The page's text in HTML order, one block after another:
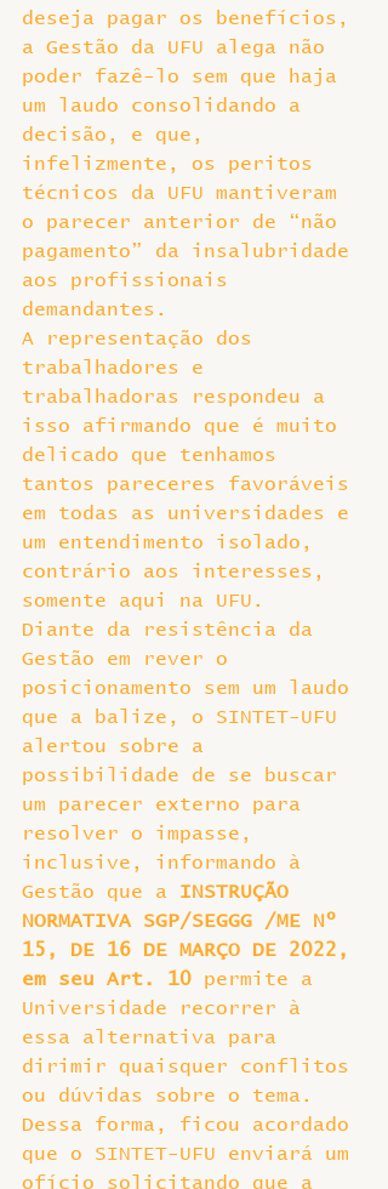
deseja pagar os benefícios,
a Gestão da UFU alega não
poder fazê-lo sem que haja
um laudo consolidando a
decisão, e que,
infelizmente, os peritos
técnicos da UFU mantiveram
o parecer anterior de “não
pagamento” da insalubridade
aos profissionais
demandantes.
A representação dos
trabalhadores e
trabalhadoras respondeu a
isso afirmando que é muito
delicado que tenhamos
tantos pareceres favoráveis
em todas as universidades e
um entendimento isolado,
contrário aos interesses,
somente aqui na UFU.
Diante da resistência da
Gestão em rever o
posicionamento sem um laudo
que a balize, o SINTET-UFU
alertou sobre a
possibilidade de se buscar
um parecer externo para
resolver o impasse,
inclusive, informando à
Gestão que a INSTRUÇÃO
NORMATIVA SGP/SEGGG /ME Nº
15, DE 16 DE MARÇO DE 2022,
em seu Art. 10 permite a
Universidade recorrer à
essa alternativa para
dirimir quaisquer conflitos
ou dúvidas sobre o tema.
Dessa forma, ficou acordado
que o SINTET-UFU enviará um
ofício solicitando que a